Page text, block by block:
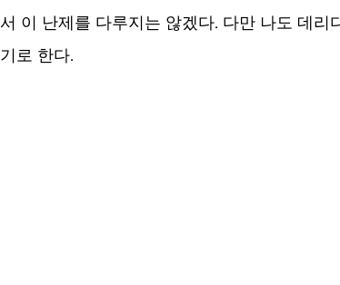
서 이 난제를 다루지는 않겠다. 다만 나도 데
기로 한다.